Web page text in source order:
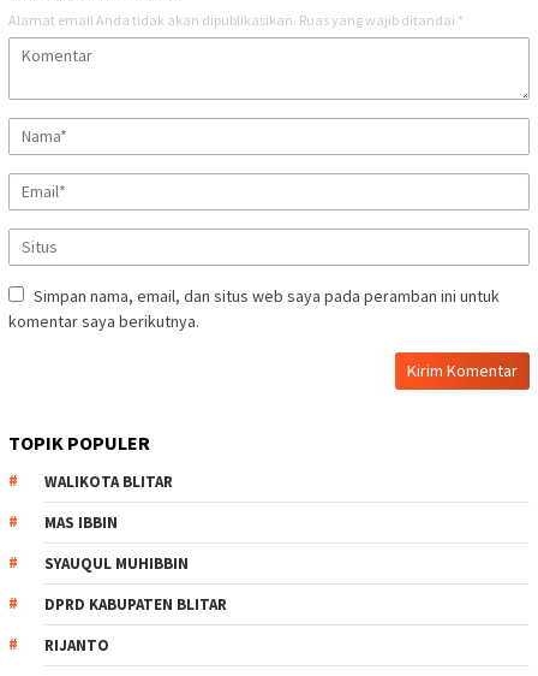
Alamat email Anda tidak akan dipublikasikan. Ruas yang wajib ditandai *
Simpan nama, email, dan situs web saya pada peramban ini untuk
komentar saya berikutnya.
TOPIK POPULER
WALIKOTA BLITAR
MAS IBBIN
SYAUQUL MUHIBBIN
DPRD KABUPATEN BLITAR
RIJANTO